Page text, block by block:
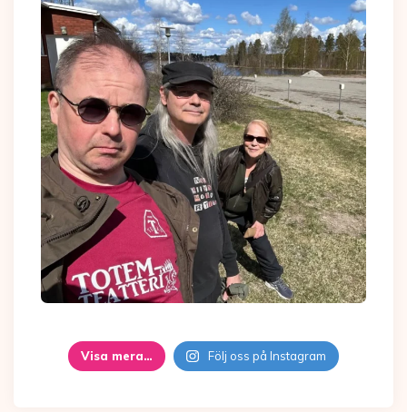
Visa mera… Följ oss på Instagram